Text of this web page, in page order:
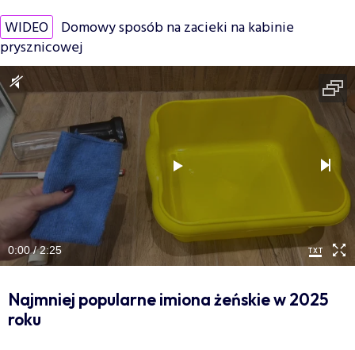
WIDEO Domowy sposób na zacieki na kabinie
prysznicowej
0:00 / 2:25
Najmniej popularne imiona żeńskie w 2025
roku